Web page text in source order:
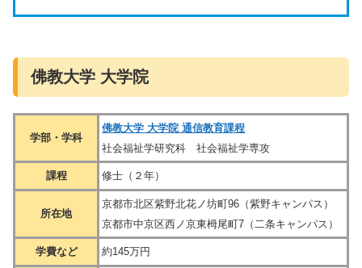
佛教大学 大学院
学部・学科
佛教大学 大学院 通信教育課程
社会福祉学研究科 社会福祉学専攻
課程 修士（２年）
所在地
京都市北区紫野北花ノ坊町96（紫野キャンパス）
京都市中京区西ノ京東栂尾町7（二条キャンパス）
学費など 約145万円